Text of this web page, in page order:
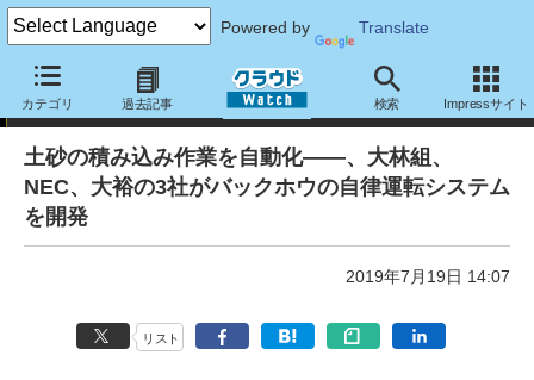
Powered by Translate
カテゴリ 過去記事 検索 Impressサイト
ニュース
土砂の積み込み作業を自動化――、大林組、
NEC、大裕の3社がバックホウの自律運転システム
を開発
2019年7月19日 14:07
リスト